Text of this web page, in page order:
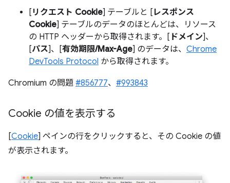
[ リクエスト Cookie] テーブルと [ レスポンス
Cookie] テーブルのデータのほとんどは、リソース
の HTTP ヘッダーから取得されます。[ ドメイン]、
[パス]、[有効期限/Max-Age] のデータは、 Chrome
DevTools Protocol から取得されます。
Chromium の問題 #856777、 #993843
Cookie の値を表示する
[Cookie] ペインの行をクリックすると、その Cookie の値
が表示されます。